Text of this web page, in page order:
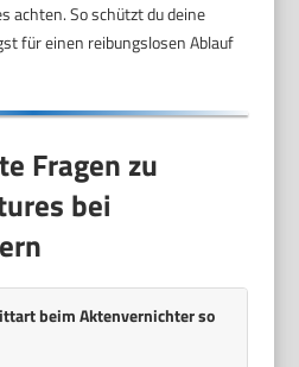
achten. So schützt du deine
für einen reibungslosen Ablauf
Fragen zu
bei
beim Aktenvernichter so